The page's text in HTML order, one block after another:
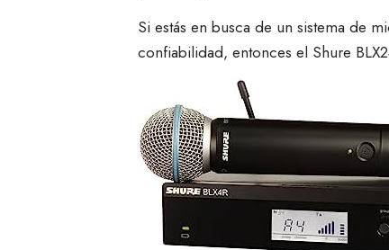
Si estás en busca de un sistema de
confiabilidad, entonces el Shure